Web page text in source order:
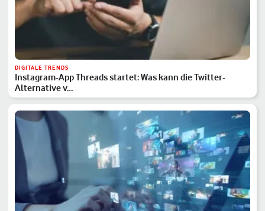
DIGITALE TRENDS
Instagram-App Threads startet: Was kann die Twitter-
Alternative v…